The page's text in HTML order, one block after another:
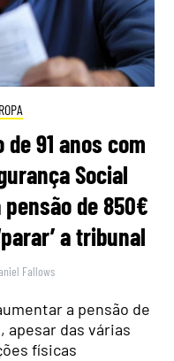
91 anos com
Social
de 850€
a tribunal
Fallows
a pensão de
apesar das várias
físicas